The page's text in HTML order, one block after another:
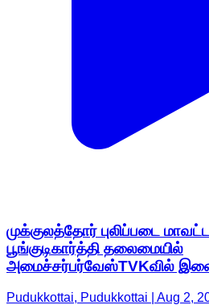
முக்குலத்தோர் புலிப்படை
பூங்குடிகார்த்தி தலைமையில்
அமைச்சர்பர்வேஸ்TVKவில்
Pudukkottai, Pudukkottai | Aug 2,